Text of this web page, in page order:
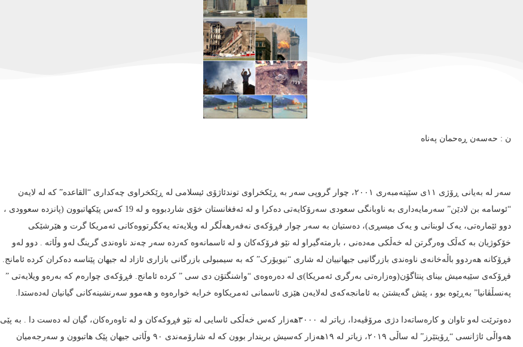
ن : حەسەن ڕەحمان پەناە
سەر لە بەیانی ڕۆژی ١١ی سێپتەمبەری ٢٠٠١، چوار گروپی سەر بە ڕێکخراوی توندئاژۆی ئیسلامی لە ڕێکخراوی چەکداری “القاعدە” کە لە لایەن
“ئوسامە بن لادێن” سەرمایەداری بە ناوبانگی سعودی سەرۆکایەتی دەکرا و لە ئەفغانستان خۆی شاردبووە و لە 19 کەس پێکهاتبوون (پانزدە سعوودی ،
دوو ئێمارەتی، یەک لوبنانی و یەک میسڕی)، دەستیان بە سەر چوار فڕۆکەی نەفەرهەڵگر لە ویلایەتە یەکگرتووەکانی ئەمریکا گرت و هێرشێکی
خۆکوژیان بە کەڵک وەرگرتن لە خەڵکی مەدەنی ، بارمتەگیراو لە نێو فرۆکەکان و لە ئاسمانەوە کەردە سەر چەند ناوەندی گرینگ لەو وڵاتە . دوو لەو
فڕۆکانە هەردوو باڵەخانەی ناوەندی بازرگانیی جیهانییان لە شاری “نیویۆرک” کە بە سیمبولی بازرگانی بازاری ئازاد لە جیهان پێناسە دەکران کردە ئامانج.
فڕۆکەی سێیەمیش بینای پنتاگۆن(وەزارەتی بەرگری ئەمریکا)ی لە دەرەوەی “واشنگتۆن دی سی ” کردە ئامانج. فڕۆکەی چوارەم کە بەرەو ویلایەتی ”
پەنسڵڤانیا” بەڕێوە بوو ، پێش گەیشتن بە ئامانجەکەی لەلایەن هێزی ئاسمانی ئەمریکاوە خرایە خوارەوە و هەموو سەرنشینەکانی گیانیان لەدەستدا.
دەوترێت لەو تاوان و کارەساتەدا دژی مرۆڤیەدا، زیاتر لە ٣٠٠٠هەزار کەس خەڵکی ئاسایی لە نێو فڕوکەکان و لە تاوەرەکان، گیان لە دەست دا . بە پێی
هەواڵی ئاژانسی “ڕۆیتێرز” لە ساڵی ٢٠١٩، زیاتر لە ١٩هەزار کەسیش بریندار بوون کە لە شارۆمەندی ٩٠ وڵاتی جیهان پێک هاتبوون و سەرجەمیان